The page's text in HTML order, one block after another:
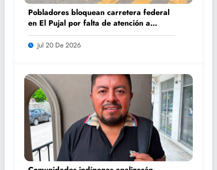
Pobladores bloquean carretera federal
en El Pujal por falta de atención a
caminos
Jul 20 De 2026